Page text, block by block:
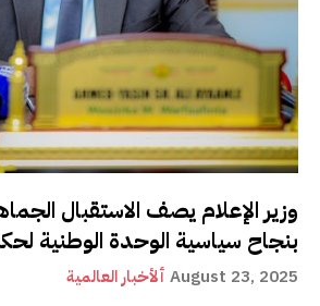
وزير الإعلام يصف الاستقبال
بنجاح سياسية الوحدة الوطنية
ألأخبار العالمية August 23, 2025